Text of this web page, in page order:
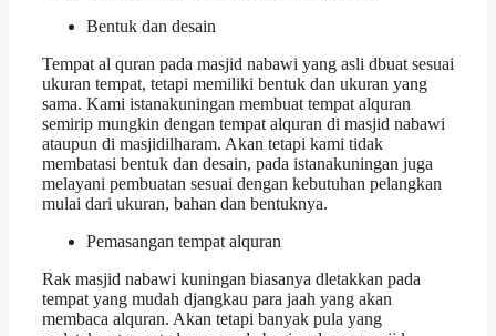
Bentuk dan desain
Tempat al quran pada masjid nabawi yang asli dbuat sesuai
ukuran tempat, tetapi memiliki bentuk dan ukuran yang
sama. Kami istanakuningan membuat tempat alquran
semirip mungkin dengan tempat alquran di masjid nabawi
ataupun di masjidilharam. Akan tetapi kami tidak
membatasi bentuk dan desain, pada istanakuningan juga
melayani pembuatan sesuai dengan kebutuhan pelangkan
mulai dari ukuran, bahan dan bentuknya.
Pemasangan tempat alquran
Rak masjid nabawi kuningan biasanya dletakkan pada
tempat yang mudah djangkau para jaah yang akan
membaca alquran. Akan tetapi banyak pula yang